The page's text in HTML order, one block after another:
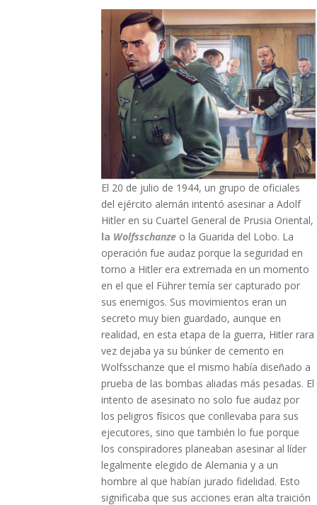
El 20 de julio de 1944, un grupo de oficiales
del ejército alemán intentó asesinar a Adolf
Hitler en su Cuartel General de Prusia Oriental,
la Wolfsschanze o la Guarida del Lobo. La
operación fue audaz porque la seguridad en
torno a Hitler era extremada en un momento
en el que el Führer temía ser capturado por
sus enemigos. Sus movimientos eran un
secreto muy bien guardado, aunque en
realidad, en esta etapa de la guerra, Hitler rara
vez dejaba ya su búnker de cemento en
Wolfsschanze que el mismo había diseñado a
prueba de las bombas aliadas más pesadas. El
intento de asesinato no solo fue audaz por
los peligros físicos que conllevaba para sus
ejecutores, sino que también lo fue porque
los conspiradores planeaban asesinar al líder
legalmente elegido de Alemania y a un
hombre al que habían jurado fidelidad. Esto
significaba que sus acciones eran alta traición